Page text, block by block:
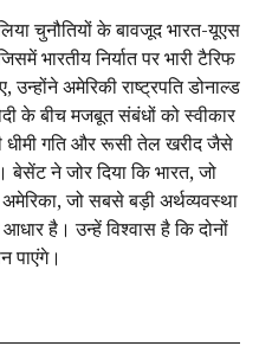
चुनौतियों के बावजूद भारत-यूएस
भारतीय निर्यात पर भारी टैरिफ
अमेरिकी राष्ट्रपति डोनाल्ड
के बीच मजबूत संबंधों को स्वीकार
धीमी गति और रूसी तेल खरीद जैसे
बेसेंट ने जोर दिया कि भारत, जो
जो सबसे बड़ी अर्थव्यवस्था
है। उन्हें विश्वास है कि दोनों
पाएंगे।